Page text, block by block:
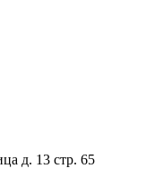
д. 13 стр. 65